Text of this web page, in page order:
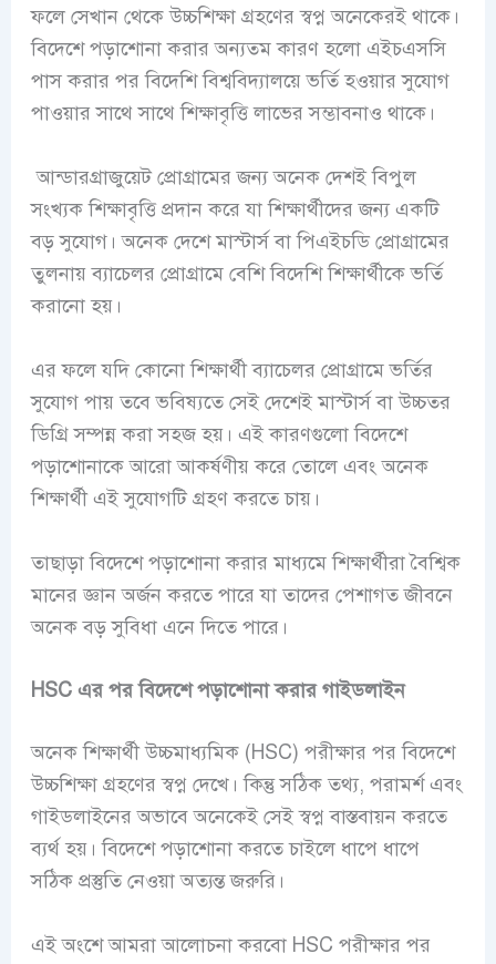
ফলে সেখান থেকে উচ্চশিক্ষা গ্রহণের স্বপ্ন অনেকেরই থাকে।
বিদেশে পড়াশোনা করার অন্যতম কারণ হলো এইচএসসি
পাস করার পর বিদেশি বিশ্ববিদ্যালয়ে ভর্তি হওয়ার সুযোগ
পাওয়ার সাথে সাথে শিক্ষাবৃত্তি লাভের সম্ভাবনাও থাকে।
আন্ডারগ্রাজুয়েট প্রোগ্রামের জন্য অনেক দেশই বিপুল
সংখ্যক শিক্ষাবৃত্তি প্রদান করে যা শিক্ষার্থীদের জন্য একটি
বড় সুযোগ। অনেক দেশে মাস্টার্স বা পিএইচডি প্রোগ্রামের
তুলনায় ব্যাচেলর প্রোগ্রামে বেশি বিদেশি শিক্ষার্থীকে ভর্তি
করানো হয়।
এর ফলে যদি কোনো শিক্ষার্থী ব্যাচেলর প্রোগ্রামে ভর্তির
সুযোগ পায় তবে ভবিষ্যতে সেই দেশেই মাস্টার্স বা উচ্চতর
ডিগ্রি সম্পন্ন করা সহজ হয়। এই কারণগুলো বিদেশে
পড়াশোনাকে আরো আকর্ষণীয় করে তোলে এবং অনেক
শিক্ষার্থী এই সুযোগটি গ্রহণ করতে চায়।
তাছাড়া বিদেশে পড়াশোনা করার মাধ্যমে শিক্ষার্থীরা বৈশ্বিক
মানের জ্ঞান অর্জন করতে পারে যা তাদের পেশাগত জীবনে
অনেক বড় সুবিধা এনে দিতে পারে।
HSC এর পর বিদেশে পড়াশোনা করার গাইডলাইন
অনেক শিক্ষার্থী উচ্চমাধ্যমিক (HSC) পরীক্ষার পর বিদেশে
উচ্চশিক্ষা গ্রহণের স্বপ্ন দেখে। কিন্তু সঠিক তথ্য, পরামর্শ এবং
গাইডলাইনের অভাবে অনেকেই সেই স্বপ্ন বাস্তবায়ন করতে
ব্যর্থ হয়। বিদেশে পড়াশোনা করতে চাইলে ধাপে ধাপে
সঠিক প্রস্তুতি নেওয়া অত্যন্ত জরুরি।
এই অংশে আমরা আলোচনা করবো HSC পরীক্ষার পর